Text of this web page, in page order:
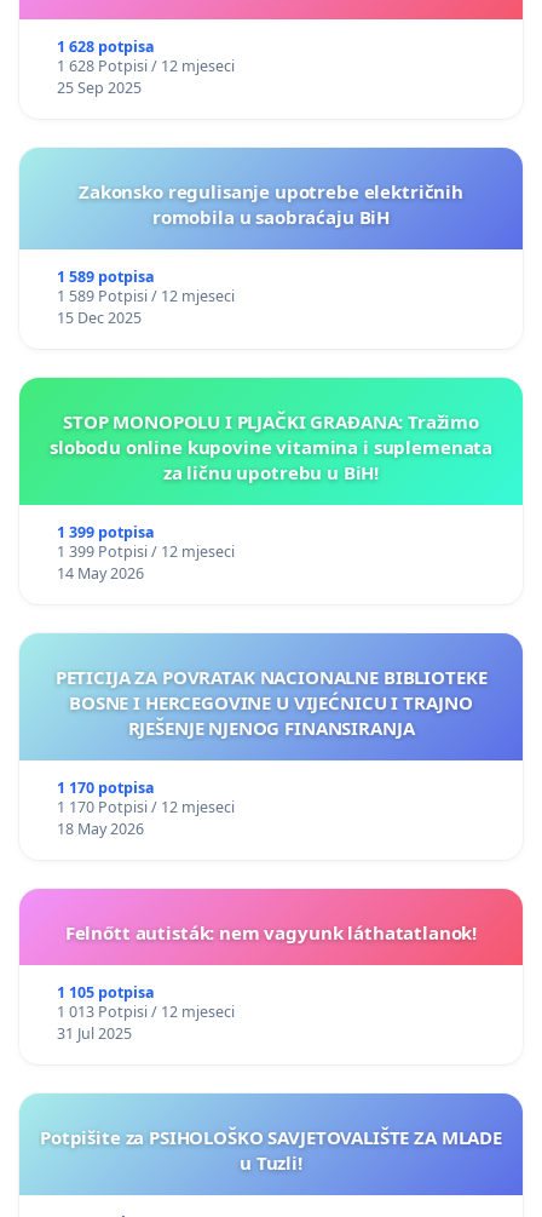
1 628 potpisa
1 628 Potpisi / 12 mjeseci
25 Sep 2025
Zakonsko regulisanje upotrebe električnih
romobila u saobraćaju BiH
1 589 potpisa
1 589 Potpisi / 12 mjeseci
15 Dec 2025
STOP MONOPOLU I PLJAČKI GRAĐANA: Tražimo
slobodu online kupovine vitamina i suplemenata
za ličnu upotrebu u BiH!
1 399 potpisa
1 399 Potpisi / 12 mjeseci
14 May 2026
PETICIJA ZA POVRATAK NACIONALNE BIBLIOTEKE
BOSNE I HERCEGOVINE U VIJEĆNICU I TRAJNO
RJEŠENJE NJENOG FINANSIRANJA
1 170 potpisa
1 170 Potpisi / 12 mjeseci
18 May 2026
Felnőtt autisták: nem vagyunk láthatatlanok!
1 105 potpisa
1 013 Potpisi / 12 mjeseci
31 Jul 2025
Potpišite za PSIHOLOŠKO SAVJETOVALIŠTE ZA MLADE
u Tuzli!